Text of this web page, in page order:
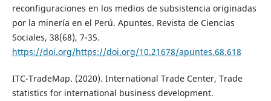
reconfiguraciones en los medios de subsistencia originadas
por la minería en el Perú. Apuntes. Revista de Ciencias
Sociales, 38(68), 7-35.
https://doi.org/https://doi.org/10.21678/apuntes.68.618
ITC-TradeMap. (2020). International Trade Center, Trade
statistics for international business development.